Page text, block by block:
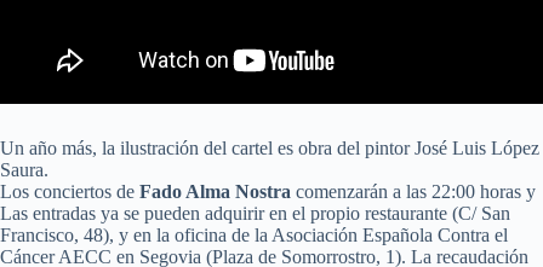
Un año más, la ilustración del cartel es obra del pintor José Luis López
Saura.
Los conciertos de Fado Alma Nostra comenzarán a las 22:00 horas y
Las entradas ya se pueden adquirir en el propio restaurante (C/ San
Francisco, 48), y en la oficina de la Asociación Española Contra el
Cáncer AECC en Segovia (Plaza de Somorrostro, 1). La recaudación